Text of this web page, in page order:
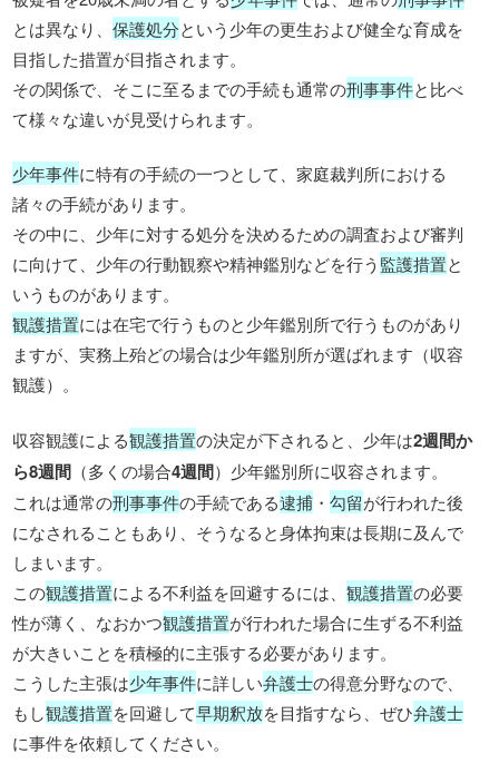
とは異なり、保護処分という少年の更生および健全な育成を
目指した措置が目指されます。
その関係で、そこに至るまでの手続も通常の刑事事件と比べ
て様々な違いが見受けられます。
少年事件に特有の手続の一つとして、家庭裁判所における
諸々の手続があります。
その中に、少年に対する処分を決めるための調査および審判
に向けて、少年の行動観察や精神鑑別などを行う 監護措置と
いうものがあります。
観護措置には在宅で行うものと少年鑑別所で行うものがあり
ますが、実務上殆どの場合は少年鑑別所が選ばれます（収容
観護）。
収容観護による観護措置の決定が下されると、少年は2週間か
ら8週間 （多くの場合4週間）少年鑑別所に収容されます。
これは通常の刑事事件の手続である逮捕 ・勾留が行われた後
になされることもあり、そうなると身体拘束は長期に及んで
しまいます。
この観護措置による不利益を回避するには、観護措置の必要
性が薄く、なおかつ観護措置が行われた場合に生ずる不利益
が大きいことを積極的に主張する必要があります。
こうした主張は少年事件に詳しい弁護士の得意分野なので、
もし観護措置を回避して早期釈放を目指すなら、ぜひ弁護士
に事件を依頼してください。